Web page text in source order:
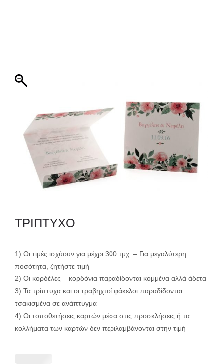
ΕΚΤΥΠΩΣΗ
ΤΡΙΠΤΥΧΟ
1) Οι τιμές ισχύουν για μέχρι 300 τμχ. – Για μεγαλύτερη
ποσότητα, ζητήστε τιμή
2) Οι κορδέλες – κορδόνια παραδίδονται κομμένα αλλά άδετα
3) Τα τρίπτυχα και οι τραβηχτοί φάκελοι παραδίδονται
τσακισμένα σε ανάπτυγμα
4) Οι τοποθετήσεις καρτών μέσα στις προσκλήσεις ή τα
κολλήματα των καρτών δεν περιλαμβάνονται στην τιμή